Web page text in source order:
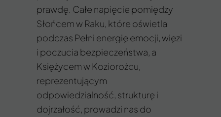
prawdę. Całe napięcie pomiędzy
Słońcem w Raku, które oświetla
podczas Pełni energię emocji, więzi
i poczucia bezpieczeństwa, a
Księżycem w Koziorożcu,
reprezentującym
odpowiedzialność, strukturę i
dojrzałość, prowadzi nas do